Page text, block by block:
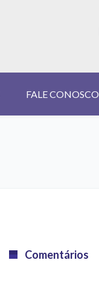
FALE CONOSCO
Comentários